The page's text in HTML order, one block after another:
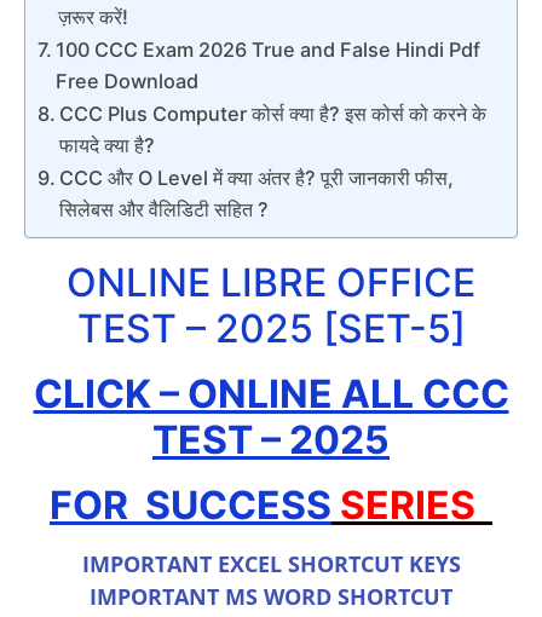
ज़रूर करें!
100 CCC Exam 2026 True and False Hindi Pdf
Free Download
CCC Plus Computer कोर्स क्या है? इस कोर्स को करने के
फायदे क्या है?
CCC और O Level में क्या अंतर है? पूरी जानकारी फीस,
सिलेबस और वैलिडिटी सहित ?
ONLINE LIBRE OFFICE
TEST – 2025 [SET-5]
CLICK – ONLINE ALL CCC
TEST – 2025
FOR SUCCESS SERIES
IMPORTANT EXCEL SHORTCUT KEYS
IMPORTANT MS WORD SHORTCUT